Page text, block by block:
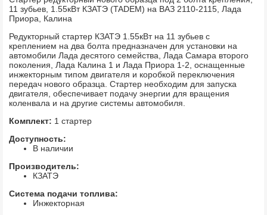
11 зубьев, 1.55кВт КЗАТЭ (TADEM) на ВАЗ 2110-2115, Лада
Приора, Калина
Редукторный стартер КЗАТЭ 1.55кВт на 11 зубьев с
креплением на два болта предназначен для установки на
автомобили Лада десятого семейства, Лада Самара второго
поколения, Лада Калина 1 и Лада Приора 1-2, оснащенные
инжекторным типом двигателя и коробкой переключения
передач нового образца. Стартер необходим для запуска
двигателя, обеспечивает подачу энергии для вращения
коленвала и на другие системы автомобиля.
Комплект: 1 стартер
Доступность:
В наличии
Производитель:
КЗАТЭ
Система подачи топлива:
Инжекторная